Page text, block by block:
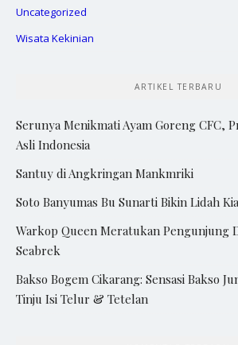
Uncategorized
Wisata Kekinian
ARTIKEL TERBARU
Serunya Menikmati Ayam Goreng CFC,
Asli Indonesia
Santuy di Angkringan Mankmriki
Soto Banyumas Bu Sunarti Bikin Lidah
Warkop Queen Meratukan Pengunjung
Seabrek
Bakso Bogem Cikarang: Sensasi Bakso
Tinju Isi Telur & Tetelan